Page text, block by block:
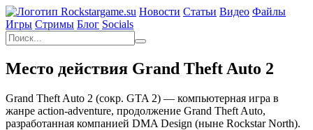
Новости Статьи Видео Файлы
Игры Cтримы Блог Socials
Место действия Grand Theft Auto 2
Grand Theft Auto 2 (сокр. GTA 2) — компьютерная игра в
жанре action-adventure, продолжение Grand Theft Auto,
разработанная компанией DMA Design (ныне Rockstar North).